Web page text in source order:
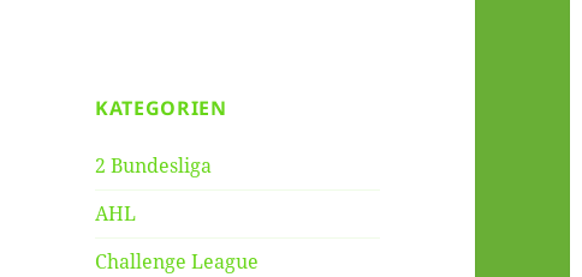
KATEGORIEN
2 Bundesliga
AHL
Challenge League